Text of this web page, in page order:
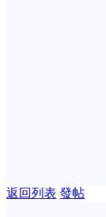
返回列表 發帖